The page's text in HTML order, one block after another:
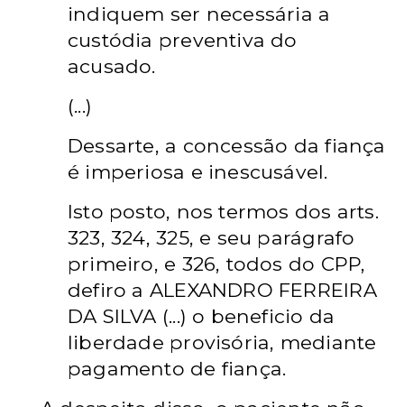
indiquem ser necessária a
custódia preventiva do
acusado.
(...)
Dessarte, a concessão da fiança
é imperiosa e inescusável.
Isto posto, nos termos dos arts.
323, 324, 325, e seu parágrafo
primeiro, e 326, todos do CPP,
defiro a ALEXANDRO FERREIRA
DA SILVA (...) o beneficio da
liberdade provisória, mediante
pagamento de fiança.